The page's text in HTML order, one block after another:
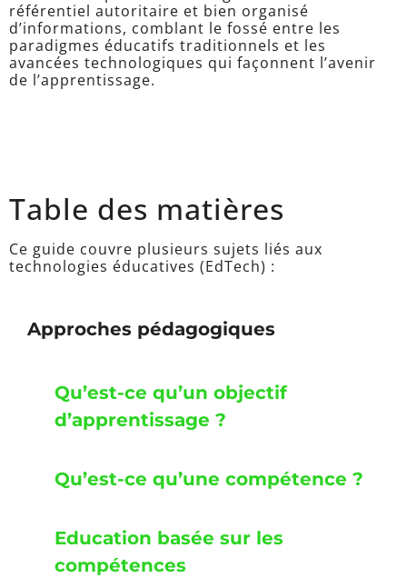
référentiel autoritaire et bien organisé
d’informations, comblant le fossé entre les
paradigmes éducatifs traditionnels et les
avancées technologiques qui façonnent l’avenir
de l’apprentissage.
Table des matières
Ce guide couvre plusieurs sujets liés aux
technologies éducatives (EdTech) :
Approches pédagogiques
Qu’est-ce qu’un objectif
d’apprentissage ?
Qu’est-ce qu’une compétence ?
Education basée sur les
compétences